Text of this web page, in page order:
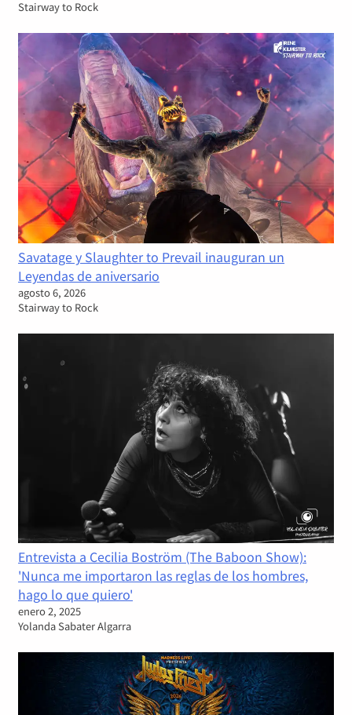
Stairway to Rock
Savatage y Slaughter to Prevail inauguran un
Leyendas de aniversario
agosto 6, 2026
Stairway to Rock
Entrevista a Cecilia Boström (The Baboon Show):
'Nunca me importaron las reglas de los hombres,
hago lo que quiero'
enero 2, 2025
Yolanda Sabater Algarra